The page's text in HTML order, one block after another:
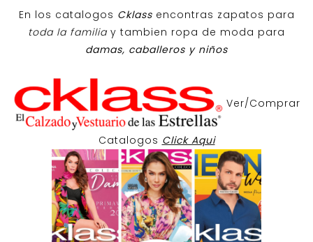
En los catalogos Cklass encontras zapatos para
toda la familiay tambien ropa de moda para
damas, caballeros y niños
Ver/Comprar
Catalogos Click Aqui